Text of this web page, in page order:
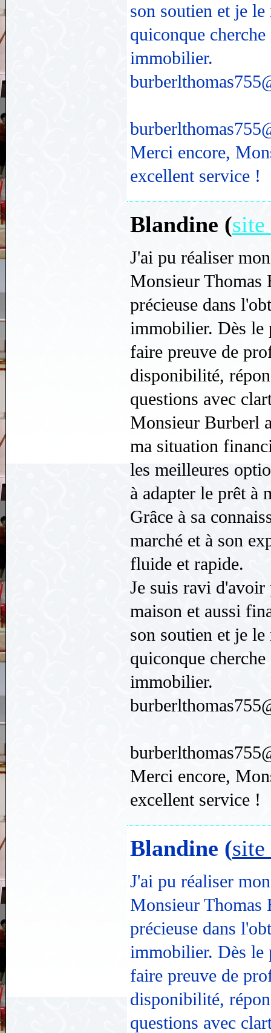
son soutien et je
quiconque
immobilier.
Merci encore,
excellent service !
Blandine (site
J'ai pu réaliser
Monsieur Thomas
précieuse dans
immobilier. Dès le
faire preuve de
disponibilité,
questions avec
Monsieur Burberl
ma situation
les meilleures
à adapter le prêt à
Grâce à sa
marché et à son
fluide et rapide.
Je suis ravi
maison et aussi
son soutien et je
quiconque
immobilier.
Merci encore,
excellent service !
Blandine (site
J'ai pu réaliser
Monsieur Thomas
précieuse dans
immobilier. Dès le
faire preuve de
disponibilité,
questions avec